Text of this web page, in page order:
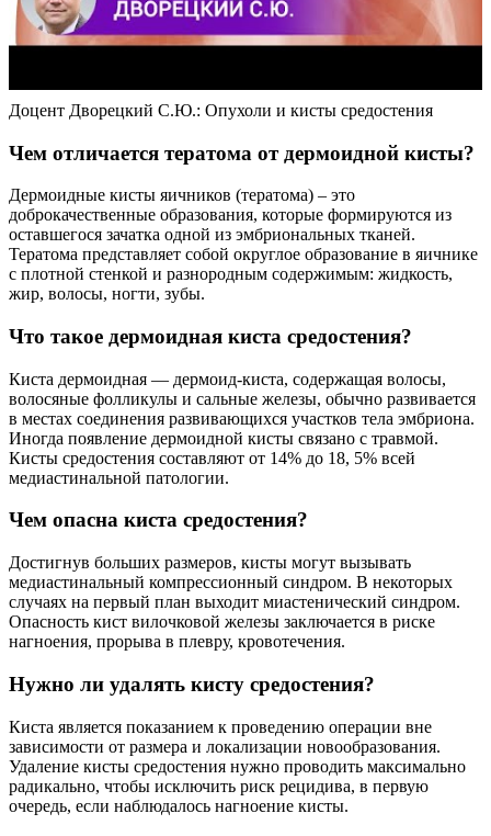
Доцент Дворецкий С.Ю.: Опухоли и кисты средостения
Чем отличается тератома от дермоидной кисты?
Дермоидные кисты яичников (тератома) – это
доброкачественные образования, которые формируются из
оставшегося зачатка одной из эмбриональных тканей.
Тератома представляет собой округлое образование в яичнике
с плотной стенкой и разнородным содержимым: жидкость,
жир, волосы, ногти, зубы.
Что такое дермоидная киста средостения?
Киста дермоидная — дермоид-киста, содержащая волосы,
волосяные фолликулы и сальные железы, обычно развивается
в местах соединения развивающихся участков тела эмбриона.
Иногда появление дермоидной кисты связано с травмой.
Кисты средостения составляют от 14% до 18, 5% всей
медиастинальной патологии.
Чем опасна киста средостения?
Достигнув больших размеров, кисты могут вызывать
медиастинальный компрессионный синдром. В некоторых
случаях на первый план выходит миастенический синдром.
Опасность кист вилочковой железы заключается в риске
нагноения, прорыва в плевру, кровотечения.
Нужно ли удалять кисту средостения?
Киста является показанием к проведению операции вне
зависимости от размера и локализации новообразования.
Удаление кисты средостения нужно проводить максимально
радикально, чтобы исключить риск рецидива, в первую
очередь, если наблюдалось нагноение кисты.